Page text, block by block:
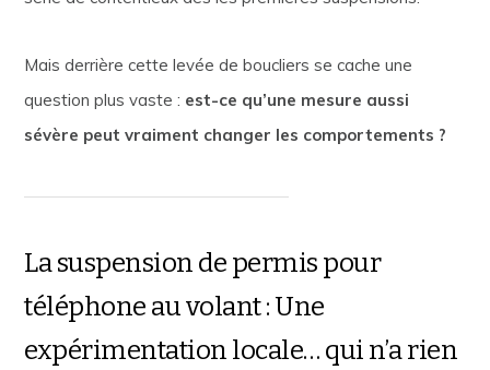
Mais derrière cette levée de boucliers se cache une
question plus vaste : est-ce qu’une mesure aussi
sévère peut vraiment changer les comportements ?
La suspension de permis pour
téléphone au volant : Une
expérimentation locale… qui n’a rien